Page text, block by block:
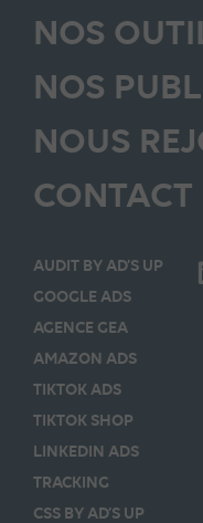
NOS
NOS
NOUS
CONTACT
AUDIT BY AD’S UP
GOOGLE ADS
AGENCE GEA
AMAZON ADS
TIKTOK ADS
TIKTOK SHOP
LINKEDIN ADS
TRACKING
CSS BY AD’S UP